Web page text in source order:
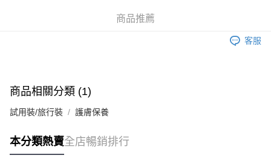
JD京東物流，訂單確認發貨後2-4個工作天送達
商品推薦
客服
商品相關分類 (1)
試用裝/旅行裝 護膚保養
本分類熱賣全店暢銷排行